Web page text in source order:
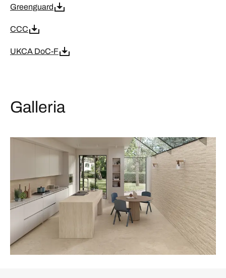
Greenguard
CCC
UKCA DoC-F
Galleria